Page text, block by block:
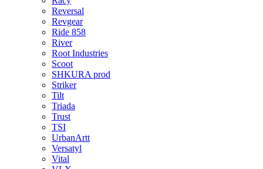
Reversal
Revgear
Ride 858
River
Root Industries
Scoot
SHKURA рrоd
Striker
Tilt
Triada
Trust
TSI
UrbanArtt
Versatyl
Vital